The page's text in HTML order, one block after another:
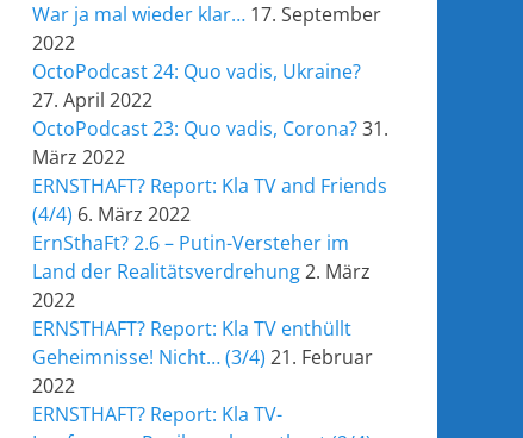
War ja mal wieder klar… 17. September
2022
OctoPodcast 24: Quo vadis, Ukraine?
27. April 2022
OctoPodcast 23: Quo vadis, Corona?31.
März 2022
ERNSTHAFT? Report: Kla TV and Friends
(4/4) 6. März 2022
ErnSthaFt? 2.6 – Putin-Versteher im
Land der Realitätsverdrehung2. März
2022
ERNSTHAFT? Report: Kla TV enthüllt
Geheimnisse! Nicht… (3/4) 21. Februar
2022
ERNSTHAFT? Report: Kla TV-